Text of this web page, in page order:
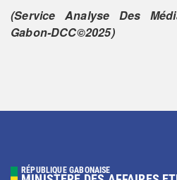
(Service Analyse Des
Gabon-DCC©2025)
RÉPUBLIQUE GABONAISE